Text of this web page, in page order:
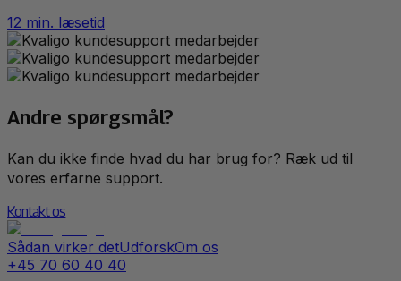
12 min. læsetid
Andre spørgsmål?
Kan du ikke finde hvad du har brug for? Ræk ud til
vores erfarne support.
Kontakt os
Sådan virker detUdforskOm os
+45 70 60 40 40